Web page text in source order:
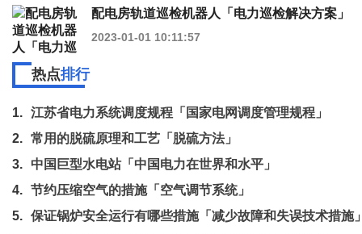
配电房轨道巡检机器人「电力巡检解决方案」
2023-01-01 10:11:57
热点排行
1. 江苏省电力系统调度规程「国家电网调度管理规程」
2. 常用的脱硫原理和工艺「脱硫方法」
3.
中国巨型水电站「中国电力在世界和水平」
4. 节约压缩空气的措施「空气调节系统」
5. 保证锅炉安全运行有哪些措施「减少故障和失误技术措施